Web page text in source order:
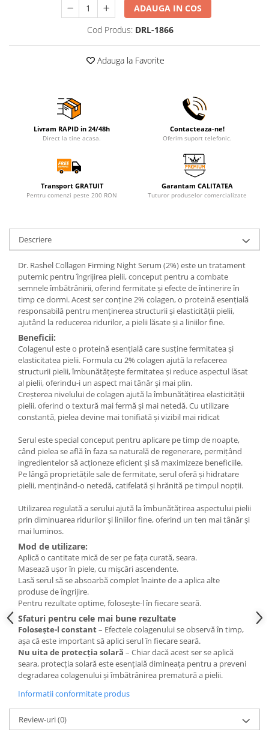
ADAUGA IN COS
Cod Produs: DRL-1866
Adauga la Favorite
Livram RAPID in 24/48h
Direct la tine acasa.
Contacteaza-ne!
Oferim suport telefonic.
Transport GRATUIT
Pentru comenzi peste 200 RON
Garantam CALITATEA
Tuturor produselor comercializate
Descriere
Dr. Rashel Collagen Firming Night Serum (2%) este un tratament
puternic pentru îngrijirea pielii, conceput pentru a combate
semnele îmbătrânirii, oferind fermitate și efecte de întinerire în
timp ce dormi. Acest ser conține 2% colagen, o proteină esențială
responsabilă pentru menținerea structurii și elasticității pielii,
ajutând la reducerea ridurilor, a pielii lăsate și a liniilor fine.
Beneficii:
Colagenul este o proteină esențială care susține fermitatea și
elasticitatea pielii. Formula cu 2% colagen ajută la refacerea
structurii pielii, îmbunătățește fermitatea și reduce aspectul lăsat
al pielii, oferindu-i un aspect mai tânăr și mai plin.
Creșterea nivelului de colagen ajută la îmbunătățirea elasticității
pielii, oferind o textură mai fermă și mai netedă. Cu utilizare
constantă, pielea devine mai tonifiată și vizibil mai ridicat
Serul este special conceput pentru aplicare pe timp de noapte,
când pielea se află în faza sa naturală de regenerare, permițând
ingredientelor să acționeze eficient și să maximizeze beneficiile.
Pe lângă proprietățile sale de fermitate, serul oferă și hidratare
pielii, menținând-o netedă, catifelată și hrănită pe timpul nopții.
Utilizarea regulată a serului ajută la îmbunătățirea aspectului pielii
prin diminuarea ridurilor și liniilor fine, oferind un ten mai tânăr și
mai luminos.
Mod de utilizare:
Aplică o cantitate mică de ser pe fața curată, seara.
Masează ușor în piele, cu mișcări ascendente.
Lasă serul să se absoarbă complet înainte de a aplica alte
produse de îngrijire.
Pentru rezultate optime, folosește-l în fiecare seară.
Sfaturi pentru cele mai bune rezultate
Folosește-l constant– Efectele colagenului se observă în timp,
așa că este important să aplici serul în fiecare seară.
Nu uita de protecția solară – Chiar dacă acest ser se aplică
seara, protecția solară este esențială dimineața pentru a preveni
degradarea colagenului și îmbătrânirea prematură a pielii.
Informatii conformitate produs
Review-uri(0)